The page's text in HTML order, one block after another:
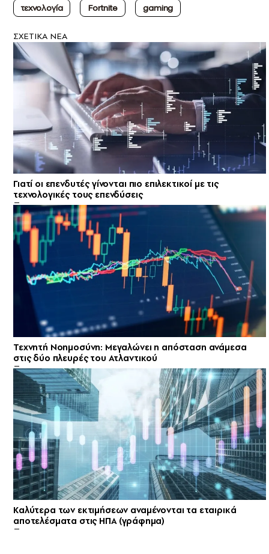
τεχνολογία
Fortnite gaming
ΣXETIKA NEA
Γιατί οι επενδυτές γίνονται πιο επιλεκτικοί με τις
τεχνολογικές τους επενδύσεις
Τεχνητή Νοημοσύνη: Μεγαλώνει η απόσταση ανάμεσα
στις δύο πλευρές του Ατλαντικού
Kαλύτερα των εκτιμήσεων αναμένονται τα εταιρικά
αποτελέσματα στις ΗΠΑ (γράφημα)